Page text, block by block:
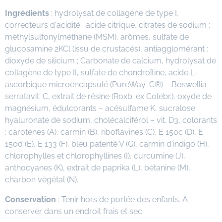
Ingrédients : hydrolysat de collagène de type I,
correcteurs d'acidité : acide citrique, citrates de sodium ;
méthylsulfonylméthane (MSM), arômes, sulfate de
glucosamine 2KCl (issu de crustacés), antiagglomérant :
dioxyde de silicium ; Carbonate de calcium, hydrolysat de
collagène de type II, sulfate de chondroïtine, acide L-
ascorbique microencapsulé (PureWay-C®) – Boswellia
serratavit. C, extrait de résine (Roxb. ex Colebr.), oxyde de
magnésium, édulcorants – acésulfame K, sucralose ;
hyaluronate de sodium, cholécalciférol – vit. D3, colorants
: carotènes (A), carmin (B), riboflavines (C), E 150c (D), E
150d (E), E 133 (F), bleu patenté V (G), carmin d'indigo (H),
chlorophylles et chlorophyllines (I), curcumine (J),
anthocyanes (K), extrait de paprika (L), bétanine (M),
charbon végétal (N).
Conservation : Tenir hors de portée des enfants. À
conserver dans un endroit frais et sec.